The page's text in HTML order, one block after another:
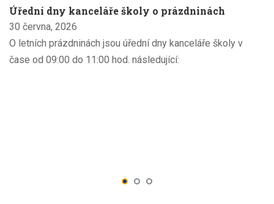
Úřední dny kanceláře školy o prázdninách
30 června, 2026
O letních prázdninách jsou úřední dny kanceláře školy v
čase od 09:00 do 11:00 hod. následující: